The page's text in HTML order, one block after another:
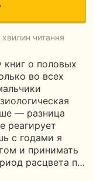
читання
книг о половых
во всех
— разница
реагирует
с годами я
и принимать
расцвета п…